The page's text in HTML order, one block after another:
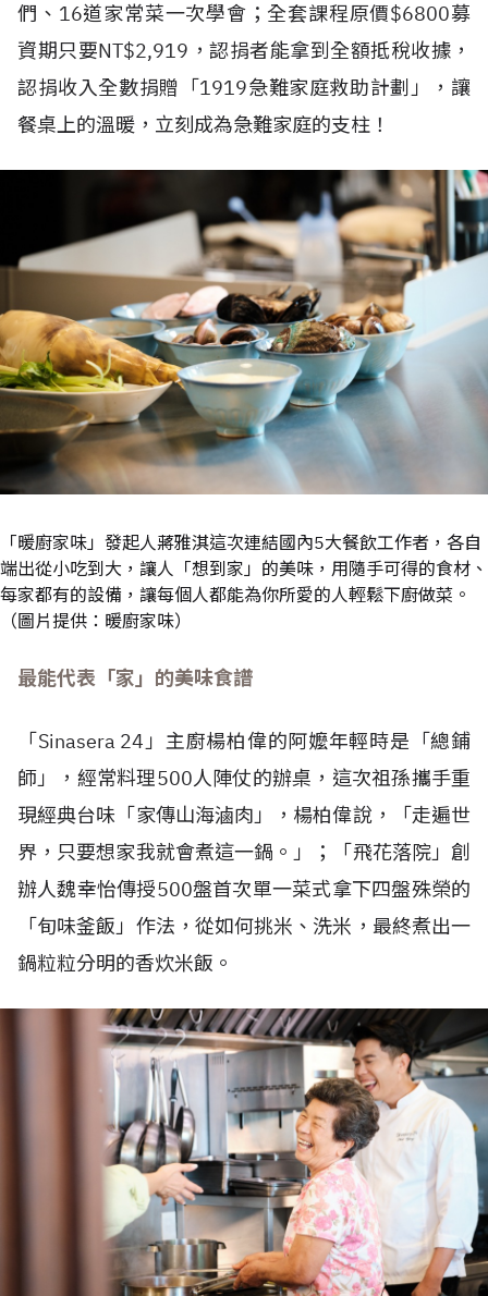
們、16道家常菜一次學會；全套課程原價$6800募
資期只要NT$2,919，認捐者能拿到全額抵稅收據，
認捐收入全數捐贈「1919急難家庭救助計劃」，讓
餐桌上的溫暖，立刻成為急難家庭的支柱！
「暖廚家味」發起人蔣雅淇這次連結國內5⼤餐飲⼯作者，各⾃
端出從⼩吃到⼤，讓⼈「想到家」的美味，⽤隨⼿可得的食材、
每家都有的設備，讓每個⼈都能為你所愛的⼈輕鬆下廚做菜。
（圖片提供：暖廚家味）
最能代表「家」的美味食譜
「Sinasera 24」主廚楊柏偉的阿嬤年輕時是「總鋪
師」，經常料理500人陣仗的辦桌，這次祖孫攜手重
現經典台味「家傳山海滷肉」，楊柏偉說，「走遍世
界，只要想家我就會煮這一鍋。」；「飛花落院」創
辦人魏幸怡傳授500盤首次單一菜式拿下四盤殊榮的
「旬味釜飯」作法，從如何挑米、洗米，最終煮出一
鍋粒粒分明的香炊米飯。